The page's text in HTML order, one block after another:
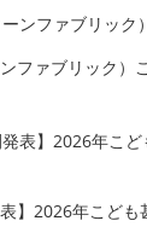
ンファブリック
表】2026年こど